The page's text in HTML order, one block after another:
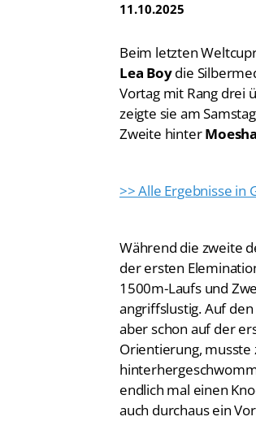
11.10.2025
Beim letzten
Lea Boydie
Vortag mit Rang drei
zeigte sie am
Zweite hinter
>> Alle Ergebnisse in
Während die zweite
der ersten
1500m-Laufs und
angriffslustig. Auf
aber schon auf der
Orientierung, musste
endlich mal einen
auch durchaus ein